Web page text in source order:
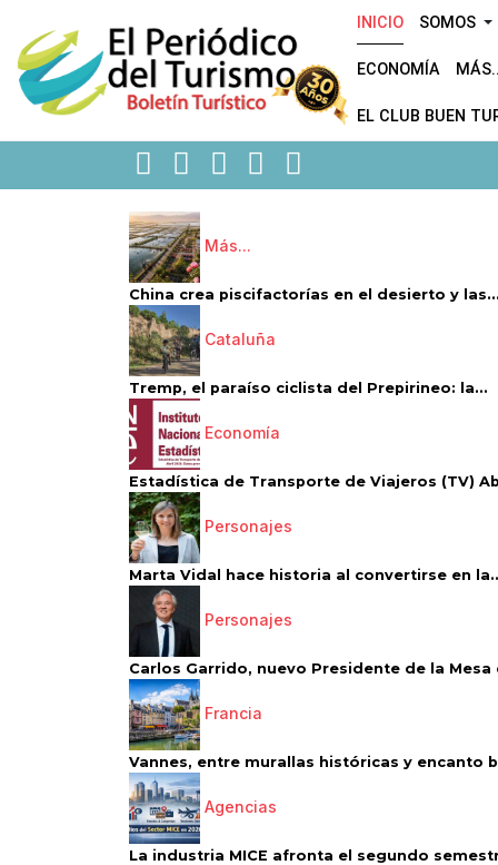
INICIO SOMOS
ECONOMÍA
EL CLUB BUEN
Más...
China crea piscifactorías en el desierto y las...
Cataluña
Tremp, el paraíso ciclista del Prepirineo: la...
Economía
Estadística de Transporte de Viajeros (TV)
Personajes
Marta Vidal hace historia al convertirse en
Personajes
Carlos Garrido, nuevo Presidente de la Mesa
Francia
Vannes, entre murallas históricas y encanto
Agencias
La industria MICE afronta el segundo